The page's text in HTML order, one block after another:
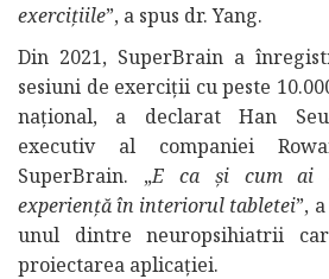
exercițiile”, a spus dr. Yang.
Din 2021, SuperBrain a
sesiuni de exerciții cu peste
național, a declarat Han
executiv al companiei
SuperBrain. „E ca și cum ai
experiență în interiorul tabletei”,
unul dintre neuropsihiatrii
proiectarea aplicației.